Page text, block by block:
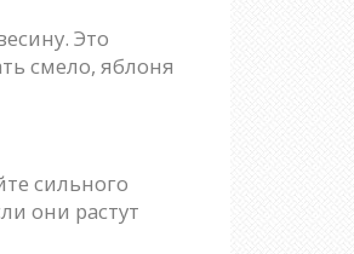
Это
смело, яблоня
сильного
они растут